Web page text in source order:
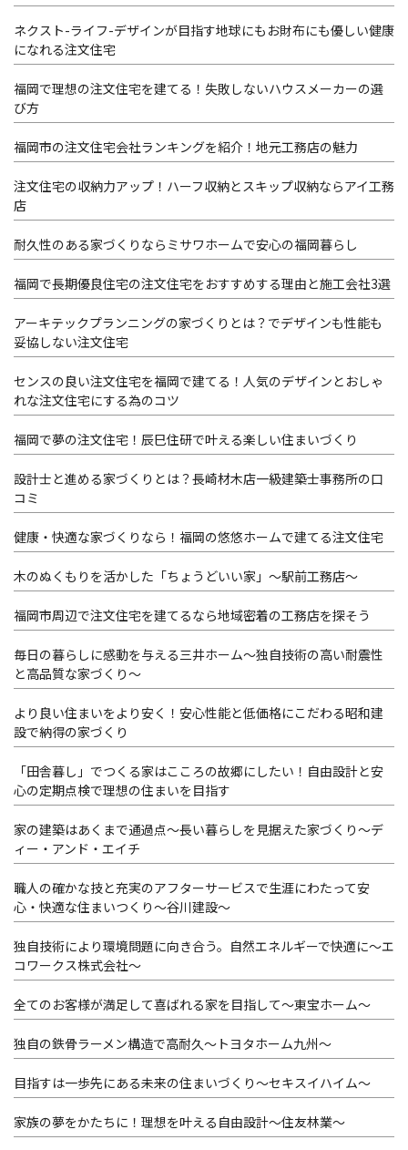
ネクスト-ライフ-デザインが目指す地球にもお財布にも優しい健康
になれる注文住宅
福岡で理想の注文住宅を建てる！失敗しないハウスメーカーの選
び方
福岡市の注文住宅会社ランキングを紹介！地元工務店の魅力
注文住宅の収納力アップ！ハーフ収納とスキップ収納ならアイ工務
店
耐久性のある家づくりならミサワホームで安心の福岡暮らし
福岡で長期優良住宅の注文住宅をおすすめする理由と施工会社3選
アーキテックプランニングの家づくりとは？でデザインも性能も
妥協しない注文住宅
センスの良い注文住宅を福岡で建てる！人気のデザインとおしゃ
れな注文住宅にする為のコツ
福岡で夢の注文住宅！辰巳住研で叶える楽しい住まいづくり
設計士と進める家づくりとは？長崎材木店一級建築士事務所の口
コミ
健康・快適な家づくりなら！福岡の悠悠ホームで建てる注文住宅
木のぬくもりを活かした「ちょうどいい家」～駅前工務店～
福岡市周辺で注文住宅を建てるなら地域密着の工務店を探そう
毎日の暮らしに感動を与える三井ホーム～独自技術の高い耐震性
と高品質な家づくり～
より良い住まいをより安く！安心性能と低価格にこだわる昭和建
設で納得の家づくり
「田舎暮し」でつくる家はこころの故郷にしたい！自由設計と安
心の定期点検で理想の住まいを目指す
家の建築はあくまで通過点～長い暮らしを見据えた家づくり～デ
ィー・アンド・エイチ
職人の確かな技と充実のアフターサービスで生涯にわたって安
心・快適な住まいつくり～谷川建設～
独自技術により環境問題に向き合う。自然エネルギーで快適に～エ
コワークス株式会社～
全てのお客様が満足して喜ばれる家を目指して～東宝ホーム～
独自の鉄骨ラーメン構造で高耐久～トヨタホーム九州～
目指すは一歩先にある未来の住まいづくり～セキスイハイム～
家族の夢をかたちに！理想を叶える自由設計～住友林業～